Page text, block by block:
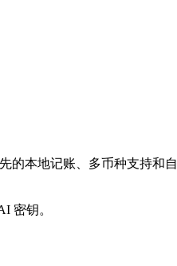
的本地记账、多币种支持和
密钥。